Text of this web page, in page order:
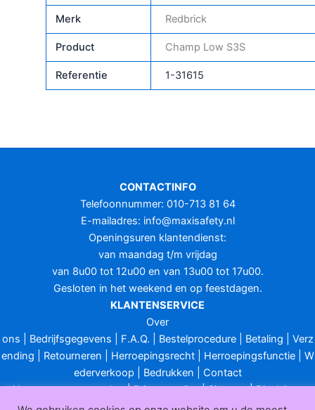
Merk Redbrick
Product Champ Low S3S
Referentie 1-31615
CONTACTINFO
Telefoonnummer: 010-713 81 64
E-mailadres: info@maxisafety.nl
Openingsuren klantendienst:
van maandag t/m vrijdag
van 8u00 tot 12u00 en van 13u00 tot 17u00.
Gesloten in het weekend en op feestdagen.
KLANTENSERVICE
Over
ons
Bedrijfsgegevens F.A.Q. Bestelprocedure| Betaling
Verz
ending
Retourneren Herroepingsrecht| Herroepingsfunctie| W
ederverkoop
Bedrukken
Contact
Algemene voorwaarden|Privacy policy|Sitemap|Disclaimer
Maxisafety.nl © 2026